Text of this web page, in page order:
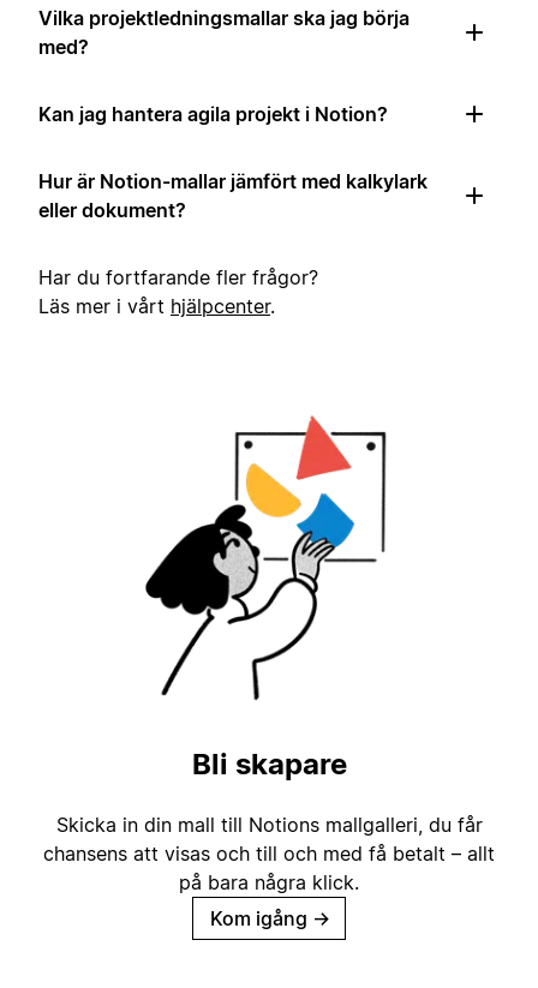
Vilka projektledningsmallar ska jag börja
med?
Kan jag hantera agila projekt i Notion?
Hur är Notion-mallar jämfört med kalkylark
eller dokument?
Har du fortfarande fler frågor?
Läs mer i vårt hjälpcenter.
Bli skapare
Skicka in din mall till Notions mallgalleri, du får
chansens att visas och till och med få betalt – allt
på bara några klick.
Kom igång →